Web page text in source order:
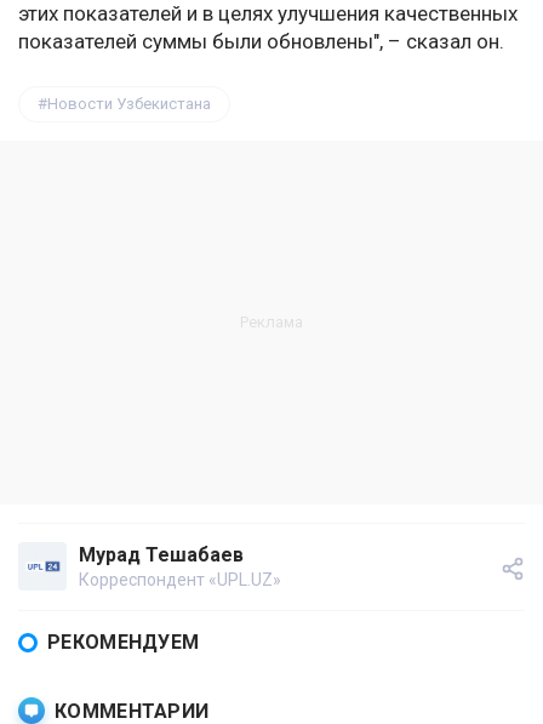
этих показателей и в целях улучшения качественных
показателей суммы были обновлены", – сказал он.
Новости Узбекистана
Мурад Тешабаев
Корреспондент «UPL.UZ»
РЕКОМЕНДУЕМ
КОММЕНТАРИИ